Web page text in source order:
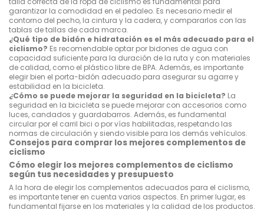
garantizar la comodidad en el pedaleo. Es necesario medir el
contorno del pecho, la cintura y la cadera, y compararlos con las
tablas de tallas de cada marca.
¿Qué tipo de bidón e hidratación es el más adecuado para el
ciclismo? Es recomendable optar por bidones de agua con
capacidad suficiente para la duración de la ruta y con materiales
de calidad, como el plástico libre de BPA. Además, es importante
elegir bien el porta-bidón adecuado para asegurar su agarre y
estabilidad en la bicicleta.
¿Cómo se puede mejorar la seguridad en la bicicleta? La
seguridad en la bicicleta se puede mejorar con accesorios como
luces, candados y guardabarros. Además, es fundamental
circular por el carril bici o por vías habilitadas, respetando las
normas de circulación y siendo visible para los demás vehículos.
Consejos para comprar los mejores complementos de
ciclismo
Cómo elegir los mejores complementos de ciclismo
según tus necesidades y presupuesto
A la hora de elegir los complementos adecuados para el ciclismo,
es importante tener en cuenta varios aspectos. En primer lugar, es
fundamental fijarse en los materiales y la calidad de los productos.